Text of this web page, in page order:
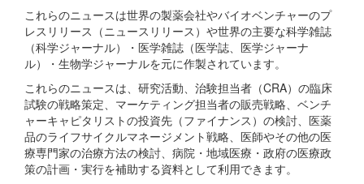
これらのニュースは世界の製薬会社やバイオベンチャーのプ
レスリリース（ニュースリリース）や世界の主要な科学雑誌
（科学ジャーナル）・医学雑誌（医学誌、医学ジャーナ
ル）・生物学ジャーナルを元に作製されています。
これらのニュースは、研究活動、治験担当者（CRA）の臨床
試験の戦略策定、マーケティング担当者の販売戦略、ベンチ
ャーキャピタリストの投資先（ファイナンス）の検討、医薬
品のライフサイクルマネージメント戦略、医師やその他の医
療専門家の治療方法の検討、病院・地域医療・政府の医療政
策の計画・実行を補助する資料として利用できます。